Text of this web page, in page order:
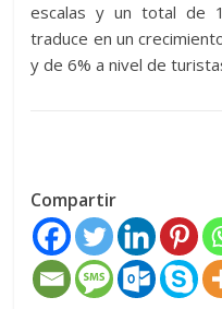
escalas y un total de
traduce en un
y de 6% a nivel de
Compartir